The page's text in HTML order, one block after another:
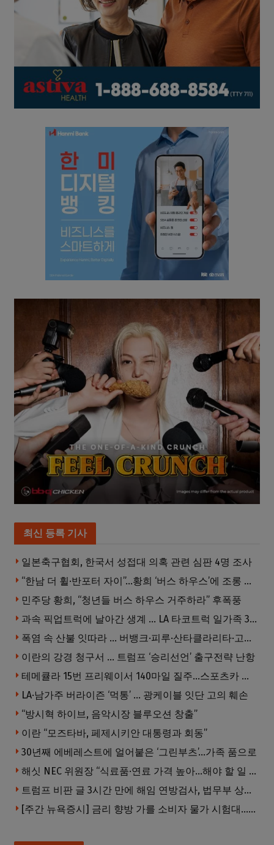
최신 등록 기사
일본축구협회, 한국서 성접대 의혹 관련 심판 4명 조사
“한남 더 휠·반포터 자이”…황희 ‘버스 하우스’에 조롱 쏟아져
민주당 황희, “청년들 버스 하우스 거주하라” 후폭풍
과속 픽업트럭에 날아간 생계 … LA 타코트럭 일가족 3명 부상
폭염 속 산불 잇따라 … 버뱅크·피루·산타클라리타·고먼 잇단 산불
이란의 강경 청구서 … 트럼프 ‘승리선언’ 출구전략 난항
테메큘라 15번 프리웨이서 140마일 질주…스포츠카 압수
LA·남가주 버라이즌 ‘먹통’ … 광케이블 잇단 고의 훼손
“방시혁 하이브, 음악시장 블루오션 창출”
이란 “모즈타바, 페제시키안 대통령과 회동”
30년째 에베레스트에 얼어붙은 ‘그린부츠’…가족 품으로
해싯 NEC 위원장 “식료품·연료 가격 높아…해야 할 일 많다”
트럼프 비판 글 3시간 만에 해임 연방검사, 법무부 상대 소송
[주간 뉴욕증시] 금리 향방 가를 소비자 물가 시험대…AI 랠리도 주목